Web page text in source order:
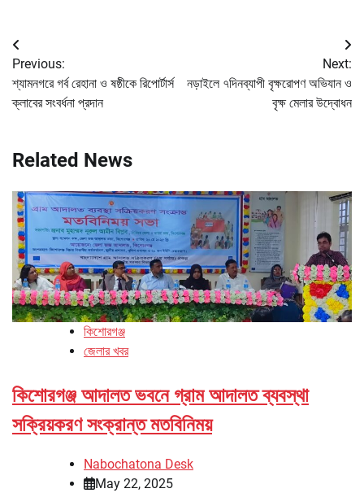
Post
navigation
Previous:
শ্যামনগরে গর্ব রেহানা ও ষষ্ঠীকে রিপোর্টার্স
ক্লাবের সংবর্ধনা প্রদান
Next:
নড়াইলে ৭দিনব্যাপী বৃক্ষরোপণ অভিযান ও
বৃক্ষ মেলার উদ্বোধন
Related News
কিশোরগঞ্জ
জেলার খবর
কিশোরগঞ্জ আদালত ভবনে গ্রাম আদালত ব্যবস্থা
সক্রিয়করণ সংক্রান্ত মতবিনিময়
Nabochatona Desk
May 22, 2025